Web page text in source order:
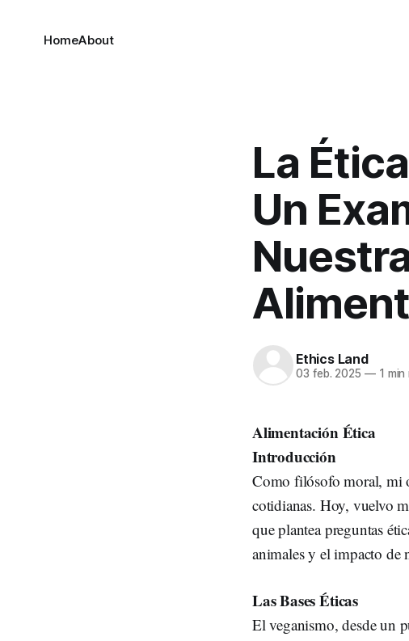
HomeAbout
La
Un
Ethics Land
03 feb. 2025 —1 min
Alimentación Ética
Introducción
Como filósofo moral, mi
cotidianas. Hoy, vuelvo
que plantea preguntas
animales y el impacto de
Las Bases Éticas
El veganismo, desde un